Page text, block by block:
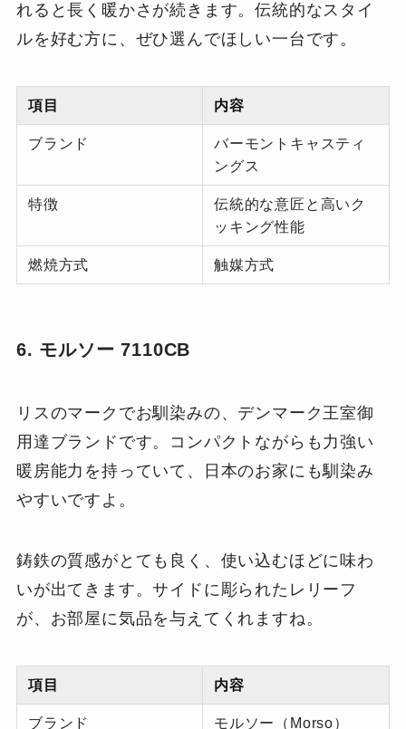
れると長く暖かさが続きます。伝統的なスタイ
ルを好む方に、ぜひ選んでほしい一台です。
項目 内容
ブランド
バーモントキャスティ
ングス
特徴
伝統的な意匠と高いク
ッキング性能
燃焼方式 触媒方式
6. モルソー 7110CB
リスのマークでお馴染みの、デンマーク王室御
用達ブランドです。コンパクトながらも力強い
暖房能力を持っていて、日本のお家にも馴染み
やすいですよ。
鋳鉄の質感がとても良く、使い込むほどに味わ
いが出てきます。サイドに彫られたレリーフ
が、お部屋に気品を与えてくれますね。
項目 内容
ブランド モルソー（Morso）